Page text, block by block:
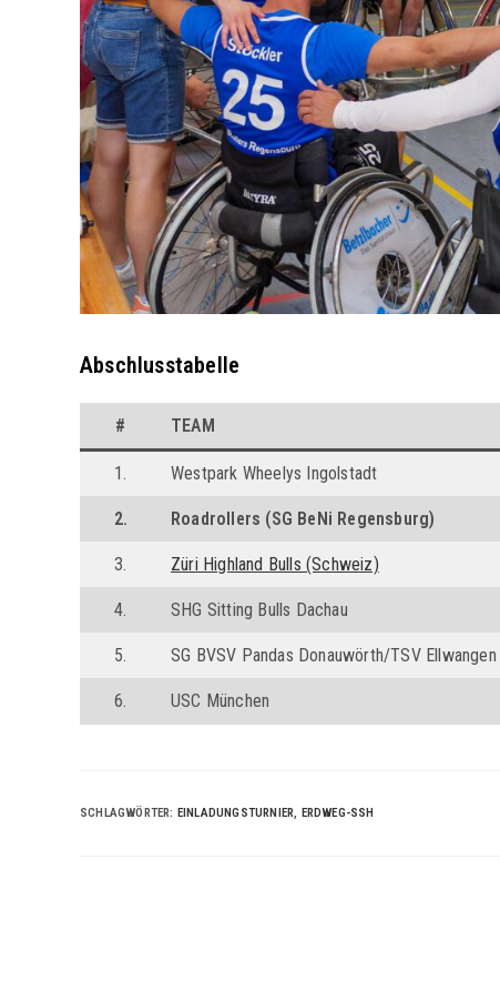
Abschlusstabelle
# TEAM
1. Westpark Wheelys Ingolstadt
2. Roadrollers (SG BeNi Regensburg)
3. Züri Highland Bulls (Schweiz)
4. SHG Sitting Bulls Dachau
5. SG BVSV Pandas Donauwörth/TSV Ellwangen
6. USC München
SCHLAGWÖRTER: EINLADUNGSTURNIER, ERDWEG-SSH